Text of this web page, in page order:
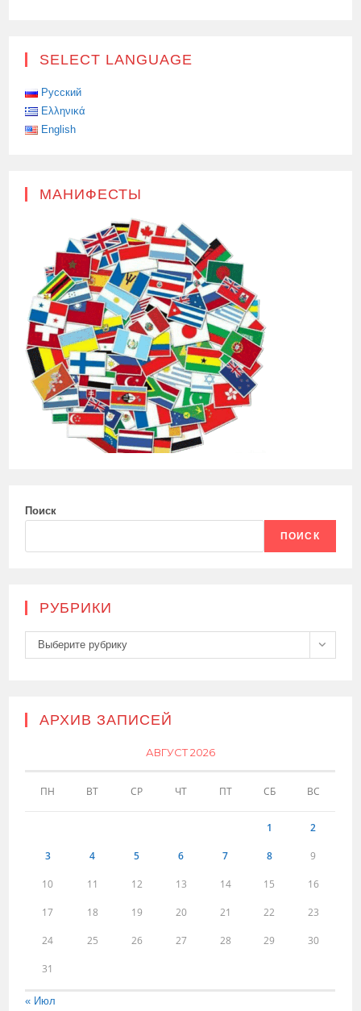
SELECT LANGUAGE
Русский
Ελληνικά
English
МАНИФЕСТЫ
Поиск
ПОИСК
РУБРИКИ
Рубрики
Выберите рубрику
АРХИВ ЗАПИСЕЙ
АВГУСТ 2026
ПН ВТ СР ЧТ ПТ СБ ВС
1 2
3 4 5 6 7 8 9
10 11 12 13 14 15 16
17 18 19 20 21 22 23
24 25 26 27 28 29 30
31
« Июл